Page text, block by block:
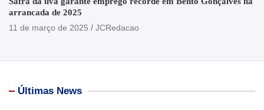
arrancada de 2025
11 de março de 2025
JCRedacao
Últimas News